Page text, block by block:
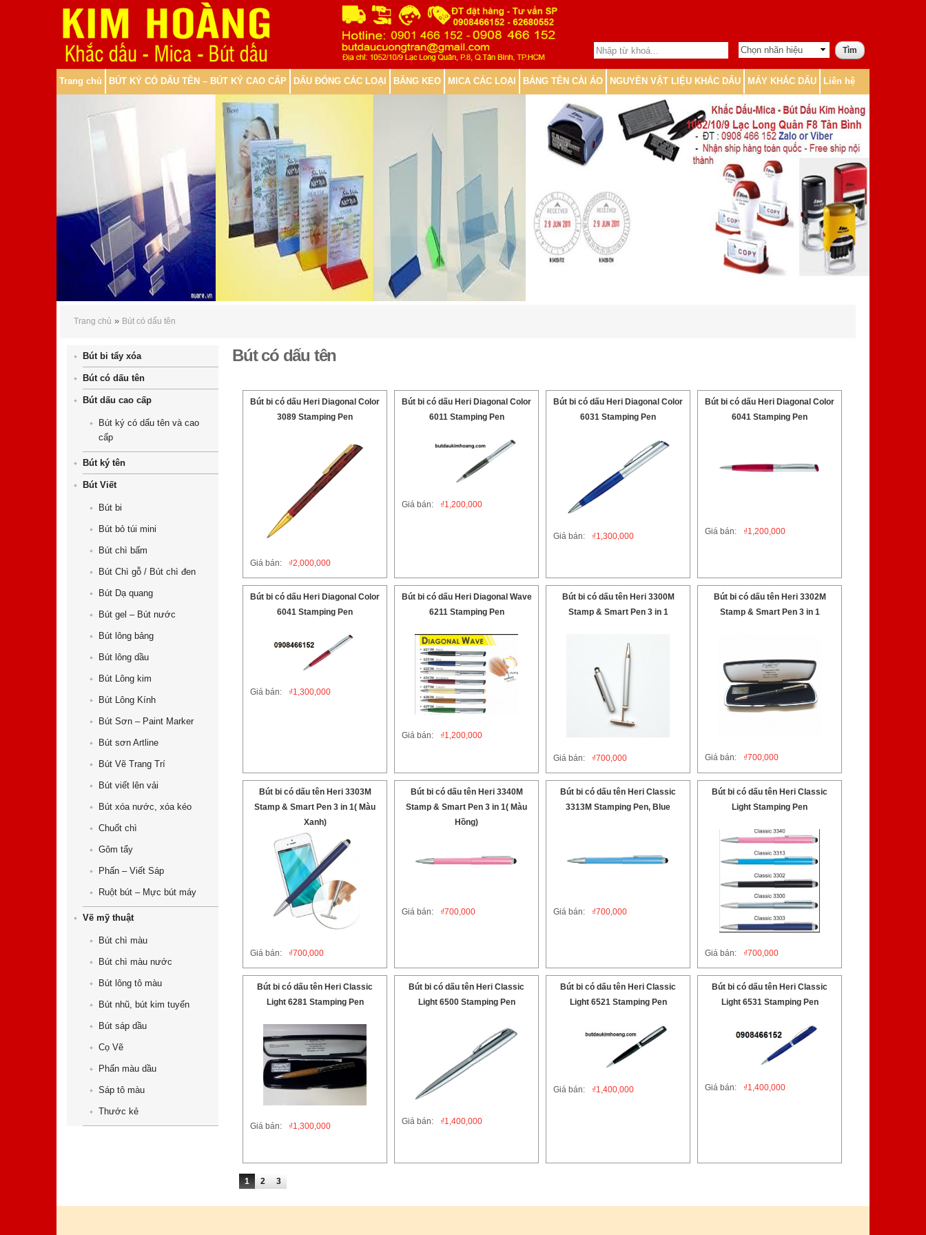
Trang chủ BÚT KÝ CÓ DẤU TÊN – BÚT KÝ CAO CẤP DẤU ĐÓNG CÁC LOẠI BĂNG KEO MICA CÁC LOẠI BẢNG TÊN CÀI ÁO NGUYÊN VẬT LIỆU KHẮC DẤU MÁY KHẮC DẤU Liên hệ
Trang chủ » Bút có dấu tên
Bút bi tẩy xóa
Bút có dấu tên
Bút dấu cao cấp
Bút ký có dấu tên và cao
cấp
Bút ký tên
Bút Viết
Bút bi
Bút bỏ túi mini
Bút chì bấm
Bút Chì gỗ / Bút chì đen
Bút Dạ quang
Bút gel – Bút nước
Bút lông bảng
Bút lông dầu
Bút Lông kim
Bút Lông Kính
Bút Sơn – Paint Marker
Bút sơn Artline
Bút Vẽ Trang Trí
Bút viết lên vải
Bút xóa nước, xóa kéo
Chuốt chì
Gôm tẩy
Phấn – Viết Sáp
Ruột bút – Mực bút máy
Vẽ mỹ thuật
Bút chì màu
Bút chì màu nước
Bút lông tô màu
Bút nhũ, bút kim tuyến
Bút sáp dầu
Cọ Vẽ
Phấn màu dầu
Sáp tô màu
Thước kẻ
Bút có dấu tên
Bút bi có dấu Heri Diagonal Color
3089 Stamping Pen
Giá bán: 2,000,000
₫
Bút bi có dấu Heri Diagonal Color
6011 Stamping Pen
Giá bán: 1,200,000
₫
Bút bi có dấu Heri Diagonal Color
6031 Stamping Pen
Giá bán: 1,300,000
₫
Bút bi có dấu Heri Diagonal Color
6041 Stamping Pen
Giá bán: 1,200,000
₫
Bút bi có dấu Heri Diagonal Color
6041 Stamping Pen
Giá bán: 1,300,000
₫
Bút bi có dấu Heri Diagonal Wave
6211 Stamping Pen
Giá bán: 1,200,000
₫
Bút bi có dấu tên Heri 3300M
Stamp & Smart Pen 3 in 1
Giá bán: 700,000
₫
Bút bi có dấu tên Heri 3302M
Stamp & Smart Pen 3 in 1
Giá bán: 700,000
₫
Bút bi có dấu tên Heri 3303M
Stamp & Smart Pen 3 in 1( Màu
Xanh)
Giá bán: 700,000
₫
Bút bi có dấu tên Heri 3340M
Stamp & Smart Pen 3 in 1( Màu
Hồng)
Giá bán: 700,000
₫
Bút bi có dấu tên Heri Classic
3313M Stamping Pen, Blue
Giá bán: 700,000
₫
Bút bi có dấu tên Heri Classic
Light Stamping Pen
Giá bán: 700,000
₫
Bút bi có dấu tên Heri Classic
Light 6281 Stamping Pen
Giá bán: 1,300,000
₫
Bút bi có dấu tên Heri Classic
Light 6500 Stamping Pen
Giá bán: 1,400,000
₫
Bút bi có dấu tên Heri Classic
Light 6521 Stamping Pen
Giá bán: 1,400,000
₫
Bút bi có dấu tên Heri Classic
Light 6531 Stamping Pen
Giá bán: 1,400,000
₫
Trang
1 2 3